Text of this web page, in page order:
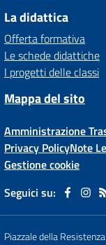
La didattica
Offerta formativa
Le schede didattiche
I progetti delle classi
Mappa del sito
Amministrazione
Privacy PolicyNote
Gestione cookie
Seguici su:
Piazzale della